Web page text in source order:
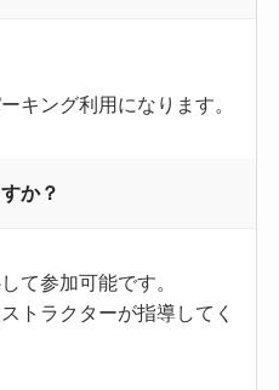
キング利用になります。
か？
て参加可能です。
トラクターが指導してく